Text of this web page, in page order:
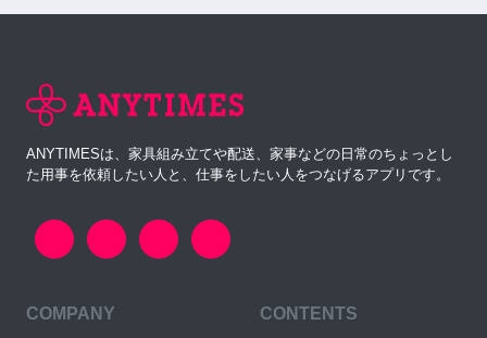
ANYTIMESは、家具組み立てや配送、家事などの日常のちょっとし
た用事を依頼したい人と、仕事をしたい人をつなげるアプリです。
COMPANY CONTENTS